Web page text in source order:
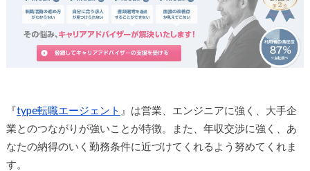
『type転職エージェント 』は営業、エンジニアに強く、大手企
業とのつながりが強いことが特徴。また、年収交渉に強く、あ
なたの納得のいく勤務条件に近づけてくれるよう努めてくれま
す。